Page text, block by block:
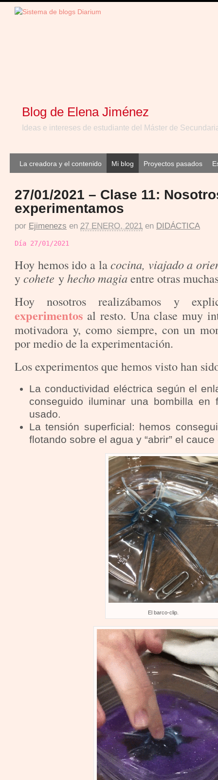
Blog de Elena Jiménez
Ideas e intereses de estudiante del Máster de
La creadora y el contenido Mi blog Proyectos pasados
27/01/2021 – Clase 11:
experimentamos
por Ejimenezs en 27 ENERO, 2021 en DIDÁCTICA
Día 27/01/2021
Hoy hemos ido a lacocina, viajado a
ycohete yhecho magiaentre otras
Hoy nosotros realizábamos y
experimentos al resto. Una clase muy
motivadora y, como siempre, con un
por medio de la experimentación.
Los experimentos que hemos visto han
La conductividad eléctrica según el
conseguido iluminar una bombilla en
usado.
La tensión superficial: hemos
flotando sobre el agua y “abrir” el
El barco-clip.